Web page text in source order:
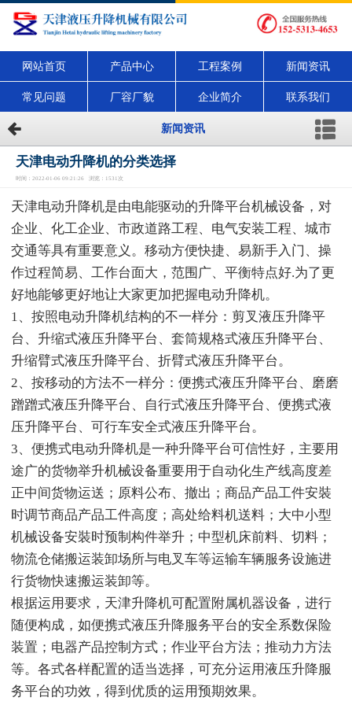
网站首页 产品中心 工程案例 新闻资讯
常见问题 厂容厂貌 企业简介 联系我们
新闻资讯
天津电动升降机的分类选择
时间：2022-01-06 09:21:26 浏览：1531次
天津电动升降机是由电能驱动的升降平台机械设备，对
企业、化工企业、市政道路工程、电气安装工程、城市
交通等具有重要意义。移动方便快捷、易新手入门、操
作过程简易、工作台面大，范围广、平衡特点好.为了更
好地能够更好地让大家更加把握电动升降机。
1、按照电动升降机结构的不一样分：剪叉液压升降平
台、升缩式液压升降平台、套筒规格式液压升降平台、
升缩臂式液压升降平台、折臂式液压升降平台。
2、按移动的方法不一样分：便携式液压升降平台、磨磨
蹭蹭式液压升降平台、自行式液压升降平台、便携式液
压升降平台、可行车安全式液压升降平台。
3、便携式电动升降机是一种升降平台可信性好，主要用
途广的货物举升机械设备重要用于自动化生产线高度差
正中间货物运送；原料公布、撤出；商品产品工件安裝
时调节商品产品工件高度；高处给料机送料；大中小型
机械设备安裝时预制构件举升；中型机床前料、切料；
物流仓储搬运装卸场所与电叉车等运输车辆服务设施进
行货物快速搬运装卸等。
根据运用要求，天津升降机可配置附属机器设备，进行
随便构成，如便携式液压升降服务平台的安全系数保险
装置；电器产品控制方式；作业平台方法；推动力方法
等。各式各样配置的适当选择，可充分运用液压升降服
务平台的功效，得到优质的运用预期效果。